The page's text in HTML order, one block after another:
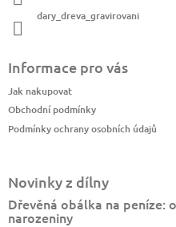
dary_dreva_gravirovani
Informace pro vás
Jak nakupovat
Obchodní podmínky
Podmínky ochrany osobních údajů
Novinky z dílny
Dřevěná obálka na peníze:
narozeniny